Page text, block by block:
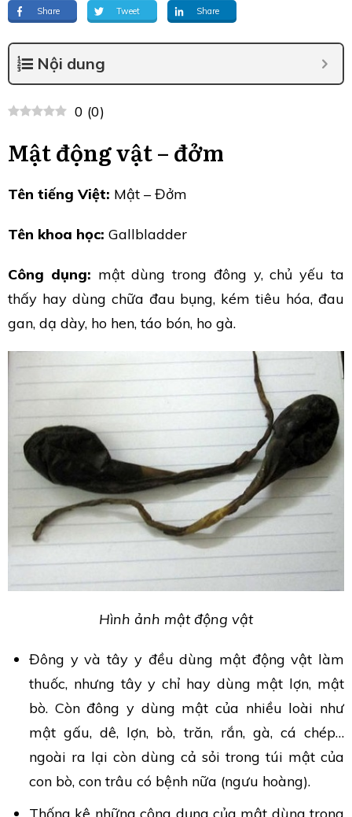
Share Tweet Share
Nội dung
0 (0)
Mật động vật – đởm
Tên tiếng Việt: Mật – Đởm
Tên khoa học: Gallbladder
Công dụng: mật dùng trong đông y, chủ yếu ta
thấy hay dùng chữa đau bụng, kém tiêu hóa, đau
gan, dạ dày, ho hen, táo bón, ho gà.
Hình ảnh mật động vật
Đông y và tây y đều dùng mật động vật làm
thuốc, nhưng tây y chỉ hay dùng mật lợn, mật
bò. Còn đông y dùng mật của nhiều loài như
mật gấu, dê, lợn, bò, trăn, rắn, gà, cá chép…
ngoài ra lại còn dùng cả sỏi trong túi mật của
con bò, con trâu có bệnh nữa (ngưu hoàng).
Thống kê những công dụng của mật dùng trong